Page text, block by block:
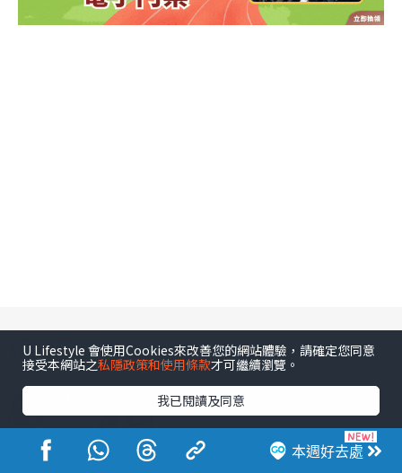
相關文章
電影劇集
夫妻的博弈高海寧角色全解構：
癌末人妻變女強人逆襲 演技晒
本週好去處
U Lifestyle 會使用Cookies來改善您的網站體驗，請確定您同意
接受本網站之私隱政策和使用條款才可繼續瀏覽。
我已閱讀及同意